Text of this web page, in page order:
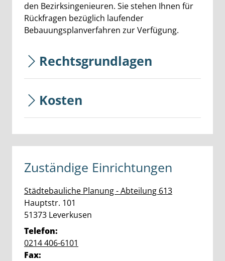
den Bezirksingenieuren. Sie stehen Ihnen für
Rückfragen bezüglich laufender
Bebauungsplanverfahren zur Verfügung.
Rechtsgrundlagen
Kosten
Zuständige Einrichtungen
Städtebauliche Planung - Abteilung 613
Straße:
Hauptstr. Hausnummer:
101
PLZ:
51373 Ort:
Leverkusen
Telefon:
0214 406-6101
Fax: